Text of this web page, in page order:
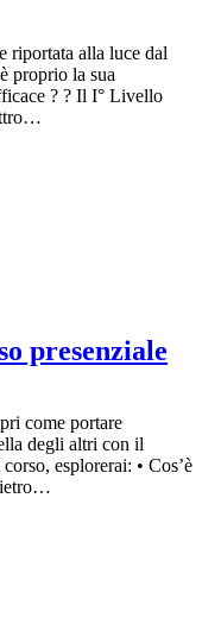
riportata alla luce dal
proprio la sua
? ? Il I° Livello
presenziale
come portare
degli altri con il
esplorerai: • Cos’è